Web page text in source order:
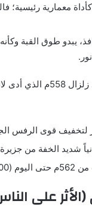
معمارية رئيسية؛
يبدو طوق القبة
بعد زلزال 558م
شديد الخفة من
عام).